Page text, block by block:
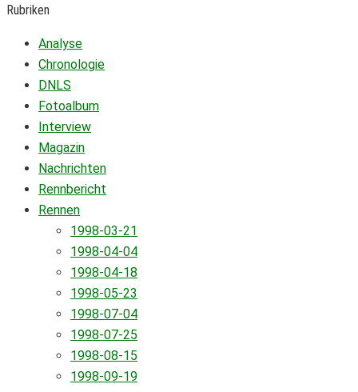
Rubriken
Analyse
Chronologie
DNLS
Fotoalbum
Interview
Magazin
Nachrichten
Rennbericht
Rennen
1998-03-21
1998-04-04
1998-04-18
1998-05-23
1998-07-04
1998-07-25
1998-08-15
1998-09-19